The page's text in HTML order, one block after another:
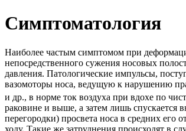
Симптоматология
Наиболее частым симптомом при
непосредственного сужения носовых
давления. Патологические импульсы,
вазомоторы носа, ведущую к нарушению
и др., в норме ток воздуха при вдохе по
раковине и выше, а затем лишь спускается
перегородки) просвета носа в средних